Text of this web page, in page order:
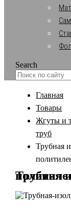
Search
Главная
Товары
Жгуты и
труб
Трубная
Трубная изоляция